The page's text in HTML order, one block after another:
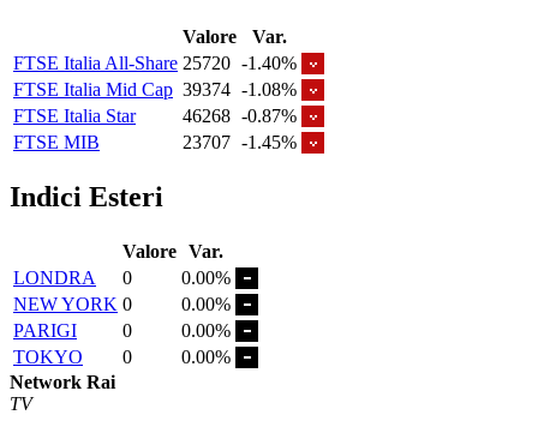
Valore
Var.
FTSE Italia All-Share 25720 -1.40%
FTSE Italia Mid Cap 39374 -1.08%
FTSE Italia Star
46268 -0.87%
FTSE MIB
23707 -1.45%
Indici Esteri
Valore Var.
LONDRA
0
0.00%
NEW YORK 0
0.00%
PARIGI
0
0.00%
TOKYO
0
0.00%
Network Rai
TV